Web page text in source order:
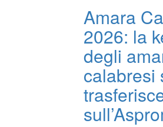
Amara
2026: la
degli
calabresi